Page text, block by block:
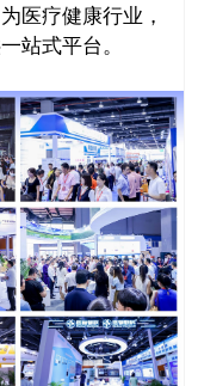
医疗健康行业，
站式平台。